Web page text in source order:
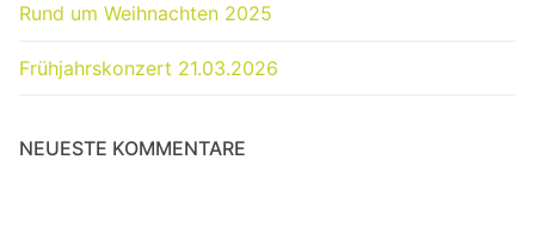
Rund um Weihnachten 2025
Frühjahrskonzert 21.03.2026
NEUESTE KOMMENTARE